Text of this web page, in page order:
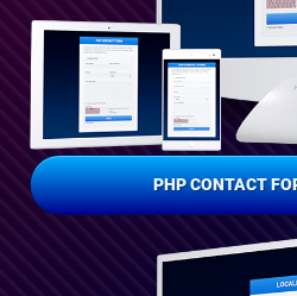
PHP CONTACT